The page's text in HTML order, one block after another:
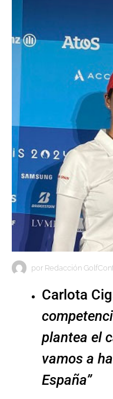
por Redacción
Carlota
plantea el
vamos a
España”